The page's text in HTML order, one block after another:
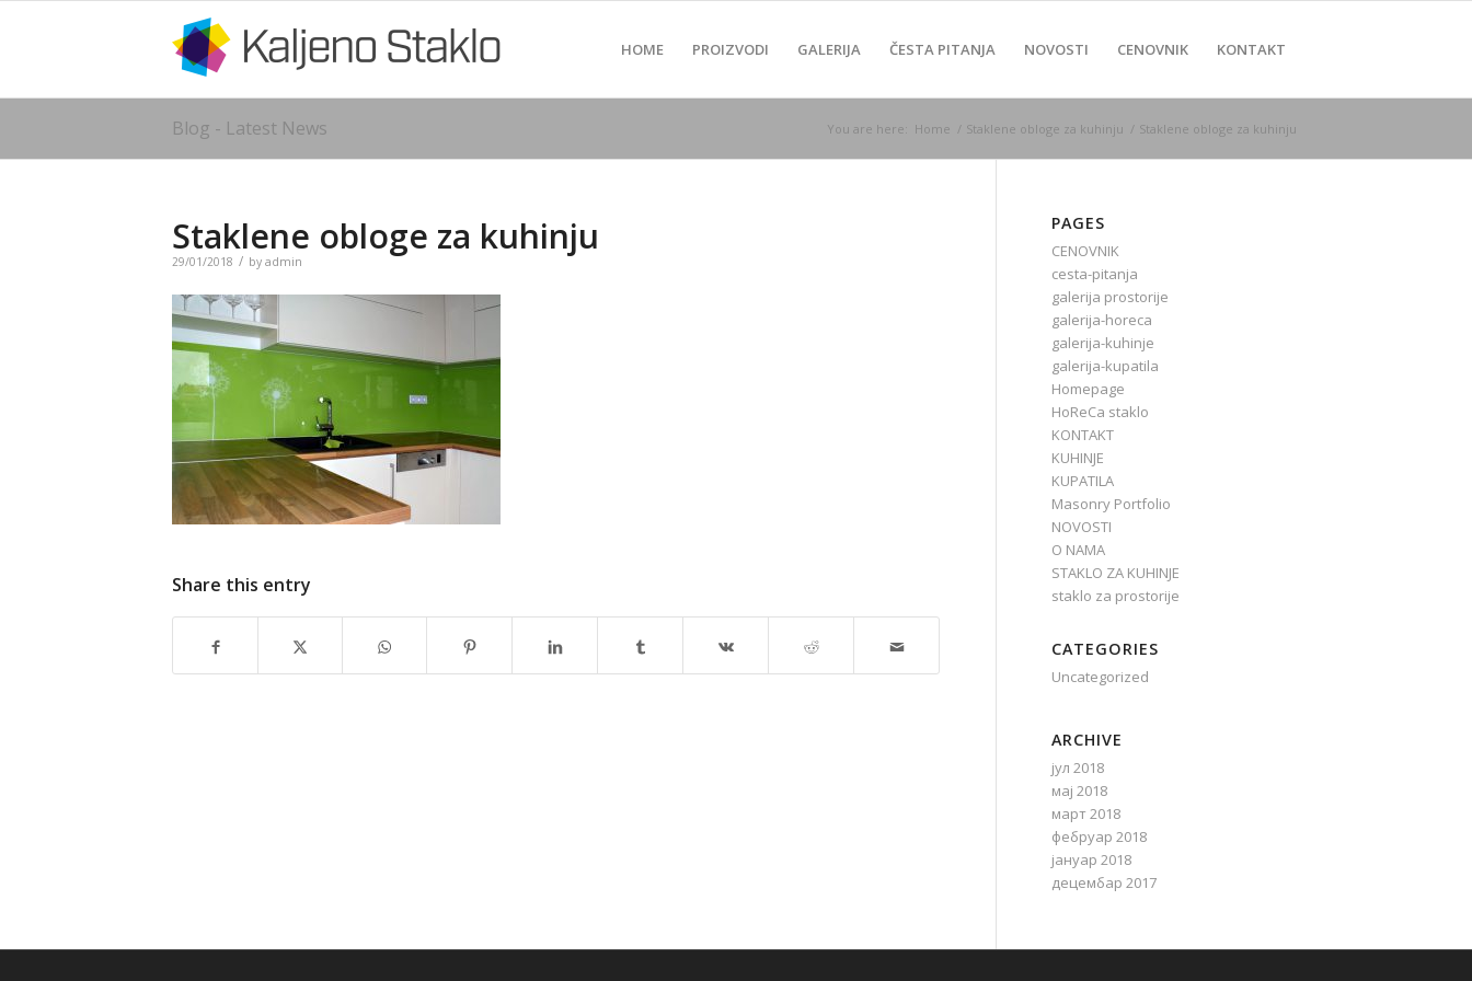
HOME PROIZVODI GALERIJA ČESTA PITANJA NOVOSTI CENOVNIK KONTAKT
Blog - Latest News You are here: Home / Staklene obloge za kuhinju / Staklene obloge za kuhinju
Staklene obloge za kuhinju
29/01/2018 / by admin
Share this entry
PAGES
CENOVNIK
cesta-pitanja
galerija prostorije
galerija-horeca
galerija-kuhinje
galerija-kupatila
Homepage
HoReCa staklo
KONTAKT
KUHINJE
KUPATILA
Masonry Portfolio
NOVOSTI
O NAMA
STAKLO ZA KUHINJE
staklo za prostorije
CATEGORIES
Uncategorized
ARCHIVE
јул 2018
мај 2018
март 2018
фебруар 2018
јануар 2018
децембар 2017